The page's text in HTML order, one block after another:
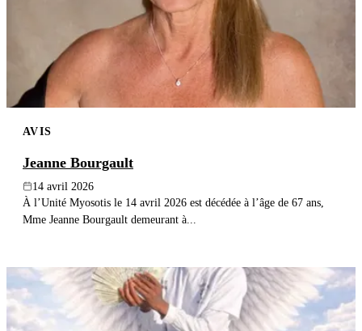
AVIS
Jeanne Bourgault
14 avril 2026
À l’Unité Myosotis le 14 avril 2026 est décédée à l’âge de 67 ans,
Mme Jeanne Bourgault demeurant à...